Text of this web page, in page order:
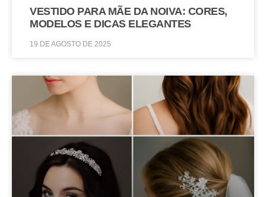
VESTIDO PARA MÃE DA NOIVA: CORES,
MODELOS E DICAS ELEGANTES
19 DE AGOSTO DE 2025